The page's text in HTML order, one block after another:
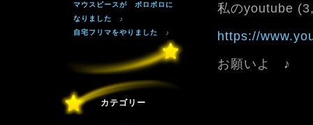
マウスピースが ボロボロに
なりました ♪
自宅フリマをやりました ♪
カテゴリー
私のyoutube
https://
お願いよ ♪